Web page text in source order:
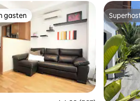
gasten
gasten